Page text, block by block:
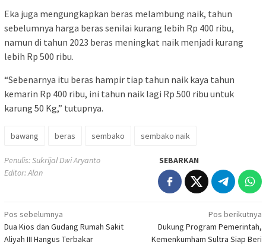
Eka juga mengungkapkan beras melambung naik, tahun
sebelumnya harga beras senilai kurang lebih Rp 400 ribu,
namun di tahun 2023 beras meningkat naik menjadi kurang
lebih Rp 500 ribu.
“Sebenarnya itu beras hampir tiap tahun naik kaya tahun
kemarin Rp 400 ribu, ini tahun naik lagi Rp 500 ribu untuk
karung 50 Kg,” tutupnya.
bawang beras sembako sembako naik
Penulis: Sukrijal Dwi Aryanto
Editor: Alan
SEBARKAN
Navigasi
pos
Pos sebelumnya
Dua Kios dan Gudang Rumah Sakit
Aliyah III Hangus Terbakar
Pos berikutnya
Dukung Program Pemerintah,
Kemenkumham Sultra Siap Beri